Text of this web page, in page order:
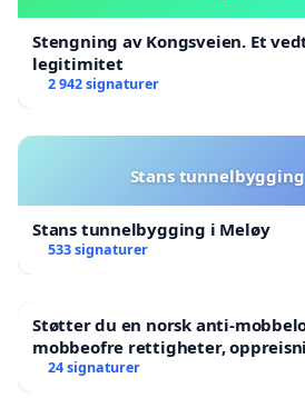
Stengning av Kongsveien. Et
legitimitet
2 942 signaturer
Stans
Stans tunnelbygging i Meløy
533 signaturer
Støtter du en norsk anti-
mobbeofre rettigheter,
24 signaturer